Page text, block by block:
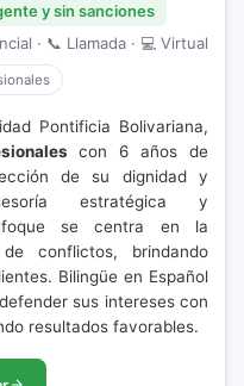
y sin sanciones
· 📞 Llamada · 💻 Virtual
Pontificia Bolivariana,
con 6 años de
de su dignidad y
estratégica y
se centra en la
conflictos, brindando
Bilingüe en Español
sus intereses con
resultados favorables.